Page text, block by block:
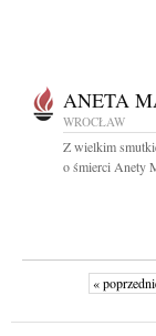
ANETA
WROCŁAW
Z wielkim
o śmierci Anety
«